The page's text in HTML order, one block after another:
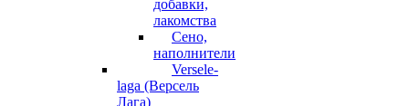
добавки,
лакомства
Сено,
наполнители
Versele-
laga (Версель
Лага)